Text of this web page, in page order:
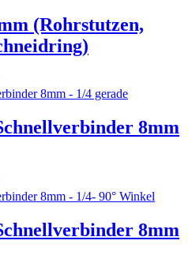
(Rohrstutzen,
8mm
8mm